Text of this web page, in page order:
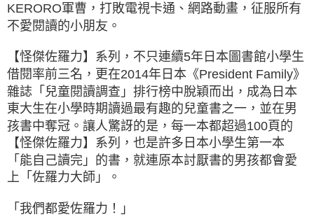
KERORO軍曹，打敗電視卡通、網路動畫，征服所有
不愛閱讀的小朋友。
【怪傑佐羅力】系列，不只連續5年日本圖書館小學生
借閱率前三名，更在2014年日本《President Family》
雜誌「兒童閱讀調查」排行榜中脫穎而出，成為日本
東大生在小學時期讀過最有趣的兒童書之一，並在男
孩書中奪冠。讓人驚訝的是，每一本都超過100頁的
【怪傑佐羅力】系列，也是許多日本小學生第一本
「能自己讀完」的書，就連原本討厭書的男孩都會愛
上「佐羅力大師」。
「我們都愛佐羅力！」